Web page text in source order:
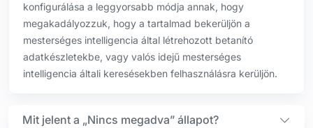
konfigurálása a leggyorsabb módja annak, hogy
megakadályozzuk, hogy a tartalmad bekerüljön a
mesterséges intelligencia által létrehozott betanító
adatkészletekbe, vagy valós idejű mesterséges
intelligencia általi keresésekben felhasználásra kerüljön.
Mit jelent a „Nincs megadva” állapot?